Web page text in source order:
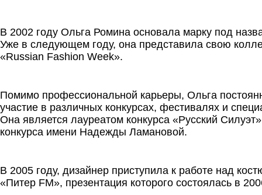
В 2002 году Ольга Ромина основала марку под
Уже в следующем году, она представила свою
«Russian Fashion Week».
Помимо профессиональной карьеры, Ольга
участие в различных конкурсах, фестивалях и
Она является лауреатом конкурса «Русский
конкурса имени Надежды Ламановой.
В 2005 году, дизайнер приступила к работе над
«Питер FM», презентация которого состоялась в